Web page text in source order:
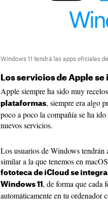
Windows 11 tendrá las apps oficiales
Los servicios de Apple
Apple siempre ha sido muy
plataformas, siempre era algo
poco a poco la compañía se ha
nuevos servicios.
Los usuarios de Windows
similar a la que tenemos en
fototeca de iCloud se
Windows 11 , de forma que cada
automáticamente en tu ordenador